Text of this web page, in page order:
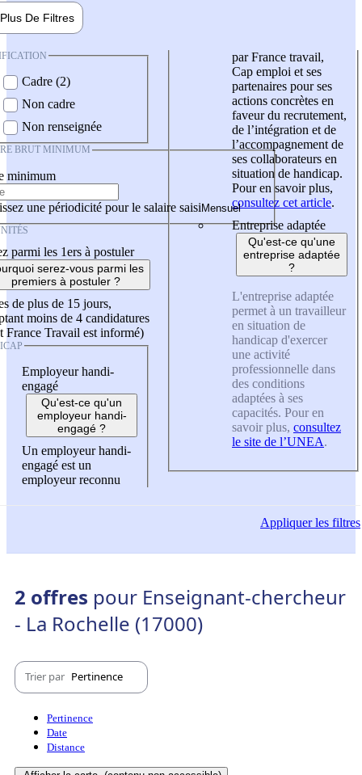
Plus De Filtres
Cadre (2)
Non cadre
Non renseignée
BRUT MINIMUM
minimum
une périodicité pour le salaire saisi
parmi les 1ers à postuler
serez-vous parmi les
premiers à postuler ?
de plus de 15 jours,
moins de 4 candidatures
France Travail est informé)
Employeur handi-
engagé
Qu'est-ce qu'un
employeur handi-
engagé ?
Un employeur handi-
engagé est un
employeur reconnu
par France travail,
Cap emploi et ses
partenaires pour ses
actions concrètes en
faveur du recrutement,
de l’intégration et de
l’accompagnement de
ses collaborateurs en
situation de handicap.
Pour en savoir plus,
consultez cet article.
Entreprise adaptée
Qu'est-ce qu'une
entreprise adaptée
?
L'entreprise adaptée
permet à un travailleur
en situation de
handicap d'exercer
une activité
professionnelle dans
des conditions
adaptées à ses
capacités. Pour en
savoir plus, consultez
le site de l’UNEA.
Appliquerles filtres
2 offres pour Enseignant-chercheur
- La Rochelle (17000)
Trier par Pertinence
Pertinence
Date
Distance